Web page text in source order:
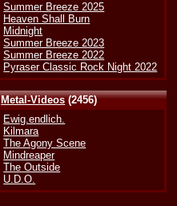
Summer Breeze 2025
Heaven Shall Burn
Midnight
Summer Breeze 2023
Summer Breeze 2022
Pyraser Classic Rock Night 2022
Metal-Videos(2456)
Ewig.endlich.
Kilmara
The Agony Scene
Mindreaper
The Outside
U.D.O.